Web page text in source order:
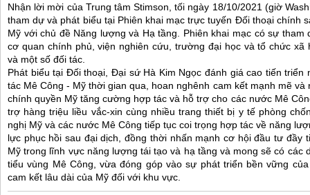
Nhận lời mời của Trung tâm Stimson, tối ngày 18/10/2021 (giờ
tham dự và phát biểu tại Phiên khai mạc trực tuyến Đối thoại chính
Mỹ với chủ đề Năng lượng và Hạ tầng. Phiên khai mạc có sự
cơ quan chính phủ, viện nghiên cứu, trường đại học và tổ chức xã
và một số đối tác.
Phát biểu tại Đối thoại, Đại sứ Hà Kim Ngọc đánh giá cao tiến triển
tác Mê Công - Mỹ thời gian qua, hoan nghênh cam kết mạnh mẽ
chính quyền Mỹ tăng cường hợp tác và hỗ trợ cho các nước Mê
trợ hàng triệu liều vắc-xin cùng nhiều trang thiết bị y tế phòng
nghị Mỹ và các nước Mê Công tiếp tục coi trọng hợp tác về năng
lực phục hồi sau đại dịch, đồng thời nhấn mạnh cơ hội đầu tư đầy
Mỹ trong lĩnh vực năng lượng tái tạo và hạ tầng và mong sẽ có các
tiểu vùng Mê Công, vừa đóng góp vào sự phát triển bền vững
cam kết lâu dài của Mỹ đối với khu vực.